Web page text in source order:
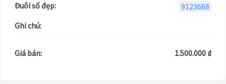
Đuôi số đẹp:
9123668
Ghi chú:
Giá bán: 1.500.000 ₫